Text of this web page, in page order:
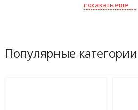
показать еще
Популярные категории